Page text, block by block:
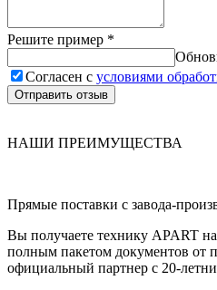
Решите пример *
Согласен с условиями
Отправить отзыв
НАШИ ПРЕИМУЩЕСТВА
Прямые поставки с завода-
Вы получаете технику APART
полным пакетом документов от
официальный партнер с 20-